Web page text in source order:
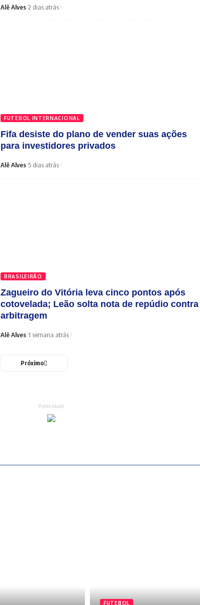
Alê Alves 2 dias atrás
FUTEBOL INTERNACIONAL
Fifa desiste do plano de vender suas ações
para investidores privados
Alê Alves 5 dias atrás
BRASILEIRÃO
Zagueiro do Vitória leva cinco pontos após
cotovelada; Leão solta nota de repúdio contra
arbitragem
Alê Alves 1 semana atrás
Próximo
Publicidade
FUTEBOL